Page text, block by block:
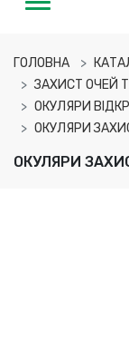
ГОЛОВНА
ЗАХИСТ ОЧЕЙ
ОКУЛЯРИ
ОКУЛЯРИ
ОКУЛЯРИ